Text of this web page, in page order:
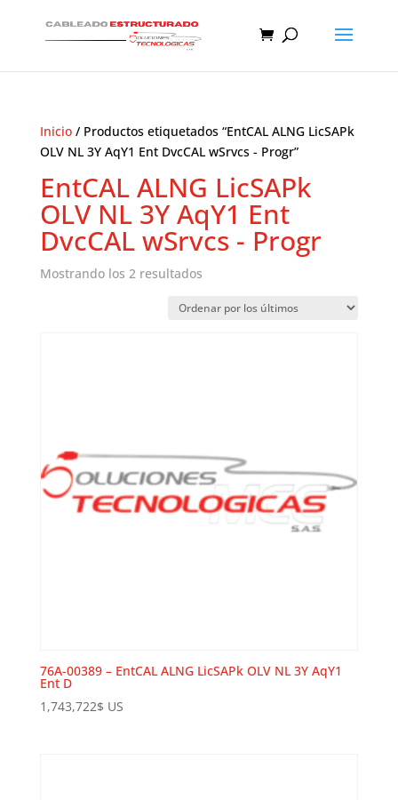
Inicio/ Productos etiquetados “EntCAL ALNG LicSAPk
OLV NL 3Y AqY1 Ent DvcCAL wSrvcs - Progr”
EntCAL ALNG LicSAPk
OLV NL 3Y AqY1 Ent
DvcCAL wSrvcs - Progr
Mostrando los 2 resultadosOrdenado
los
76A-00389 – EntCAL ALNG LicSAPk OLV NL 3Y AqY1
Ent D
1,743,722$ US